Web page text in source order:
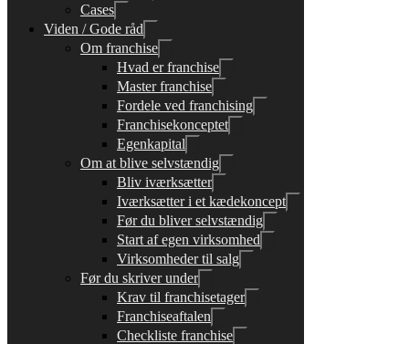
Cases
Viden / Gode råd
Om franchise
Hvad er franchise
Master franchise
Fordele ved franchising
Franchisekonceptet
Egenkapital
Om at blive selvstændig
Bliv iværksætter
Iværksætter i et kædekoncept
Før du bliver selvstændig
Start af egen virksomhed
Virksomheder til salg
Før du skriver under
Krav til franchisetager
Franchiseaftalen
Checkliste franchise